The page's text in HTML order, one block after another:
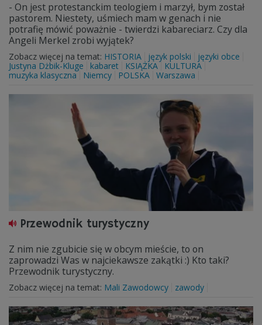
- On jest protestanckim teologiem i marzył, bym został
pastorem. Niestety, uśmiech mam w genach i nie
potrafię mówić poważnie - twierdzi kabareciarz. Czy dla
Angeli Merkel zrobi wyjątek?
Zobacz więcej na temat: HISTORIA język polski
języki obce
Justyna Dżbik-Kluge
kabaret KSIĄŻKA
KULTURA
muzyka klasyczna
Niemcy POLSKA Warszawa
Przewodnik turystyczny
Z nim nie zgubicie się w obcym mieście, to on
zaprowadzi Was w najciekawsze zakątki :) Kto taki?
Przewodnik turystyczny.
Zobacz więcej na temat: Mali Zawodowcy zawody